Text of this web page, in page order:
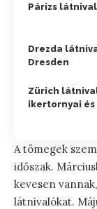
Párizs
Drezda
Dresden
Zürich
ikertornyai
A tömegek
időszak.
kevesen
látnivalókat.